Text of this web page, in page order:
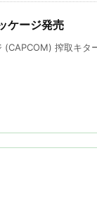
ケージ発売
(CAPCOM) 搾取キタ